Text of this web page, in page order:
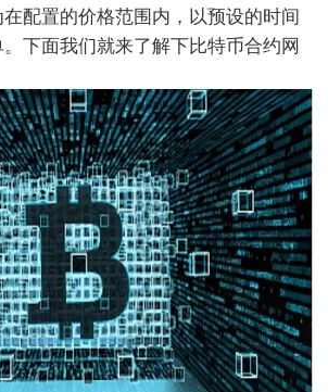
配置的价格范围内，以预设的时间
下面我们就来了解下比特币合约网